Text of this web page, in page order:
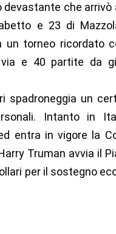
devastante che
e 23 di
un torneo ricordato
e 40 partite da
spadroneggia un
Intanto in
entra in vigore la
Truman avvia il
per il sostegno